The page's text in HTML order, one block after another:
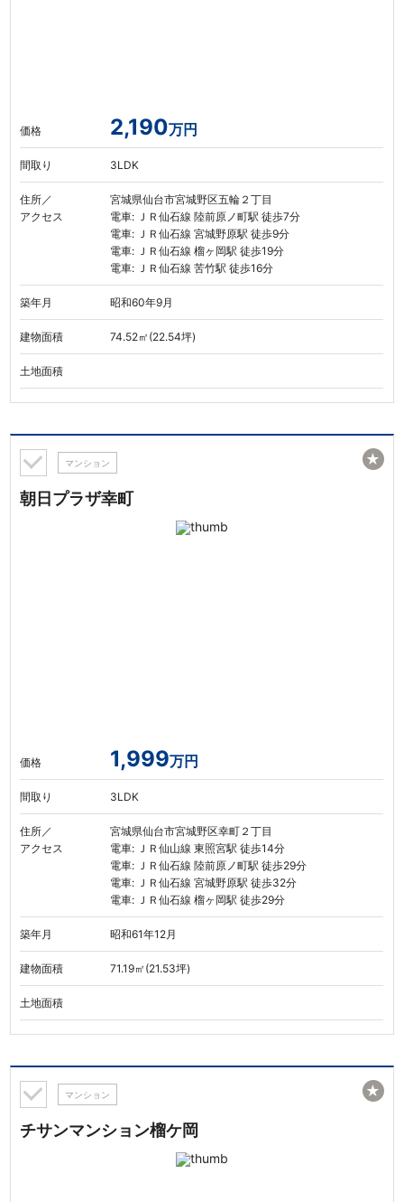
価格 2,190万円
間取り 3LDK
住所／
アクセス
宮城県仙台市宮城野区五輪２丁目
電車: ＪＲ仙石線 陸前原ノ町駅 徒歩7分
電車: ＪＲ仙石線 宮城野原駅 徒歩9分
電車: ＪＲ仙石線 榴ヶ岡駅 徒歩19分
電車: ＪＲ仙石線 苦竹駅 徒歩16分
築年月 昭和60年9月
建物面積 74.52㎡(22.54坪)
土地面積
マンション
朝日プラザ幸町
価格 1,999万円
間取り 3LDK
住所／
アクセス
宮城県仙台市宮城野区幸町２丁目
電車: ＪＲ仙山線 東照宮駅 徒歩14分
電車: ＪＲ仙石線 陸前原ノ町駅 徒歩29分
電車: ＪＲ仙石線 宮城野原駅 徒歩32分
電車: ＪＲ仙石線 榴ヶ岡駅 徒歩29分
築年月 昭和61年12月
建物面積 71.19㎡(21.53坪)
土地面積
★
マンション
チサンマンション榴ケ岡
★